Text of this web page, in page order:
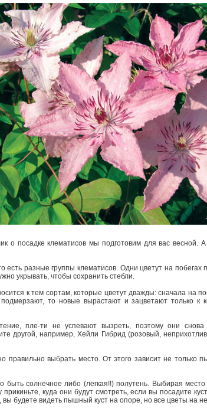
о посадке клематисов мы подготовим для вас весной.
есть разные группы клематисов. Одни цветут на побегах
укрывать, чтобы сохранить стебли.
к тем сортам, которые цветут дважды: сначала на
подмерзают, то новые вырастают и зацветают только
пле-ти не успевают вызреть, поэтому они
другой, например, Хейли Гибрид (розовый,
правильно выбрать место. От этого зависит не только
быть солнечное либо (легкая!!) полутень. Выбирая место
куда они будут смотреть, если вы посадите
вы будете видеть пышный куст на опоре, но все цветы на